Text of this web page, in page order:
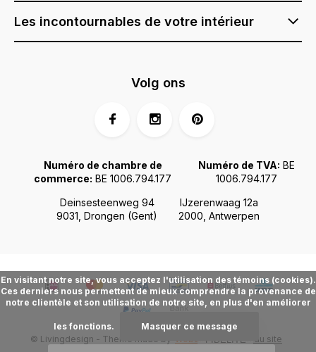
Les incontournables de votre intérieur
Deinsesteenweg 94
9031, Drongen (Gent)
IJzerenwaag 12a
2000, Antwerpen
Numéro de chambre de
commerce: BE 1006.794.177
Numéro de TVA: BE
1006.794.177
Volg ons
© Livingdesign - Theme made by Webdinge.nl Plan du site
En visitant notre site, vous acceptez l'utilisation des témoins (cookies).
Ces derniers nous permettent de mieux comprendre la provenance de
notre clientèle et son utilisation de notre site, en plus d'en améliorer
les fonctions.
Masquer ce message
FIDÉLITÉ